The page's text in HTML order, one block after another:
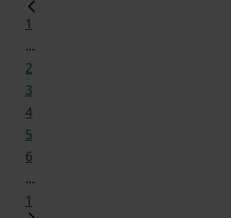
1
...
2
3
4
5
6
...
1